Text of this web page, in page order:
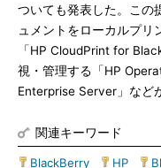
ついても発表した。この
ュメントをローカルプリ
「HP CloudPrint for
視・管理する「HP
Enterprise Server」など
関連キーワード
BlackBerry HP